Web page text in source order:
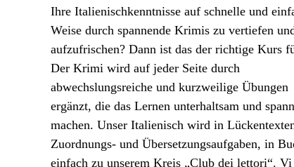
Ihre Italienischkenntnisse auf schnelle und
Weise durch spannende Krimis zu vertiefen
aufzufrischen? Dann ist das der richtige Kurs
Der Krimi wird auf jeder Seite durch
abwechslungsreiche und kurzweilige Übungen
ergänzt, die das Lernen unterhaltsam und
machen. Unser Italienisch wird in
Zuordnungs- und Übersetzungsaufgaben, in
einfach zu unserem Kreis „Club dei lettori“. Vi